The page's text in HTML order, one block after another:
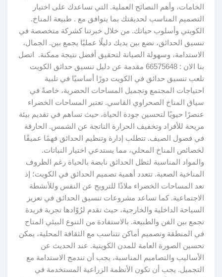
الخامات، وأهم النصائح العملية. التي تساعدك على اختيار
التصميم المناسب لحديقتك بما يتوافق مع . طبيعة المناخ.
الكويتي وأسلوب حياتك. من خلال خبرتنا كشركة متخصصة في
تنسيق الحدائق، نضع بين يديك دليلًا عمليًا يجمع بين. الجمال،
الاستدامة، وسهولة الصيانة لتحقيق أفضل نتيجة ممكنة. اتصل
بنا الان : 66575648 مقدمة عن دليل تنسيق حدائق الكويت
تلعب تنسيق حدائق في الكويت دورًا أساسيًا في تلبية
احتياجات المجتمع وتجميل المساحات الحضرية، خاصةً في
سياق المناخ الصحراوي القاسي. تعتبر المساحات الخضراء
عنصرًا حيويًا لتحسين جودة الحياة، حيث تساهم في تقديم بيئة
مريحة للأفراد وتخفيف الحرارة الناتجة عن الشمس. الحارقة
في فصول الصيف. تتطلب إدارة وتنظيم الحدائق فهمًا عميقًا
لخصائص المناخ المحلي، مما يستدعي اختيار النباتات.
والمواد المناسبة لتظل الحدائق نابضة بالحياة رغم الظروف
المناخية الصعبة. تتعدد أهمية تصميم الحدائق في الكويت؛ إذ
تعد المساحات الخضراء ملاذًا للترويح عن النفس وللأنشطة
الاجتماعية. كما تساعد مشروعات تنسيق الحدائق في تعزيز
السياحة الداخلية والخارجية، حيث تقدم لرُوّادها تجربة فريدة
تجمع بين الفن والطبيعة. بالاستفادة من التنوع البيئي المتاح
في المنطقة وتصميم أماكن تتناسب مع الثقافة المحلية، يمكن
تحسين الصورة العامة للمدن الكويتية. عند الحديث عن
الأساليب والتصاميم المناسبة، يجب أن تندمج الاستدامة مع
التجميل. يجب أن تكون الأنظمة الزراعية المستخدمة في